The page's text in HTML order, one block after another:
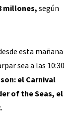
millones, según
esta mañana
sea a las 10:30
el Carnival
of the Seas, el